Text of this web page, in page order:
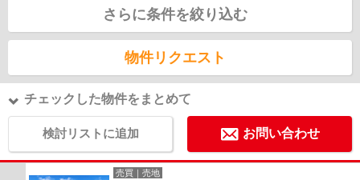
さらに条件を絞り込む
物件リクエスト
チェックした物件をまとめて
検討リストに追加 お問い合わせ
売買｜売地